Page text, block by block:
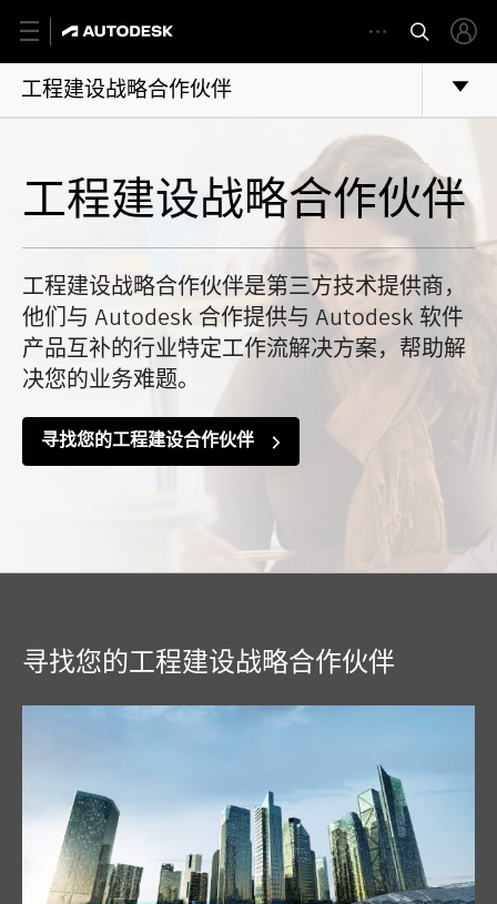
工程建设战略合作伙伴
工程建设战略合作伙伴
工程建设战略合作伙伴是第三方技术提供商，
他们与 Autodesk 合作提供与 Autodesk 软件
产品互补的行业特定工作流解决方案，帮助解
决您的业务难题。
寻找您的工程建设合作伙伴
寻找您的工程建设战略合作伙伴